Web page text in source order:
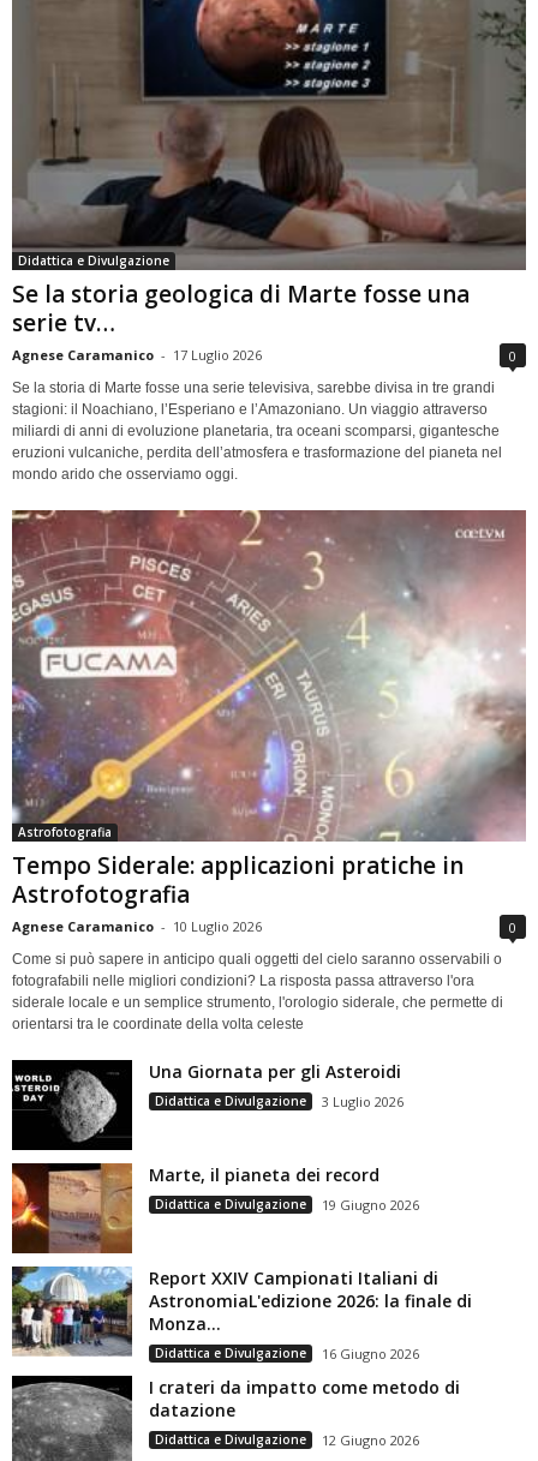
Didattica e Divulgazione
Se la storia geologica di Marte fosse una
serie tv…
Agnese Caramanico - 17 Luglio 2026 0
Se la storia di Marte fosse una serie televisiva, sarebbe divisa in tre grandi
stagioni: il Noachiano, l’Esperiano e l’Amazoniano. Un viaggio attraverso
miliardi di anni di evoluzione planetaria, tra oceani scomparsi, gigantesche
eruzioni vulcaniche, perdita dell’atmosfera e trasformazione del pianeta nel
mondo arido che osserviamo oggi.
Astrofotografia
Tempo Siderale: applicazioni pratiche in
Astrofotografia
Agnese Caramanico - 10 Luglio 2026 0
Come si può sapere in anticipo quali oggetti del cielo saranno osservabili o
fotografabili nelle migliori condizioni? La risposta passa attraverso l'ora
siderale locale e un semplice strumento, l'orologio siderale, che permette di
orientarsi tra le coordinate della volta celeste
Una Giornata per gli Asteroidi
Didattica e Divulgazione 3 Luglio 2026
Marte, il pianeta dei record
Didattica e Divulgazione 19 Giugno 2026
Report XXIV Campionati Italiani di
AstronomiaL'edizione 2026: la finale di
Monza...
Didattica e Divulgazione 16 Giugno 2026
I crateri da impatto come metodo di
datazione
Didattica e Divulgazione 12 Giugno 2026